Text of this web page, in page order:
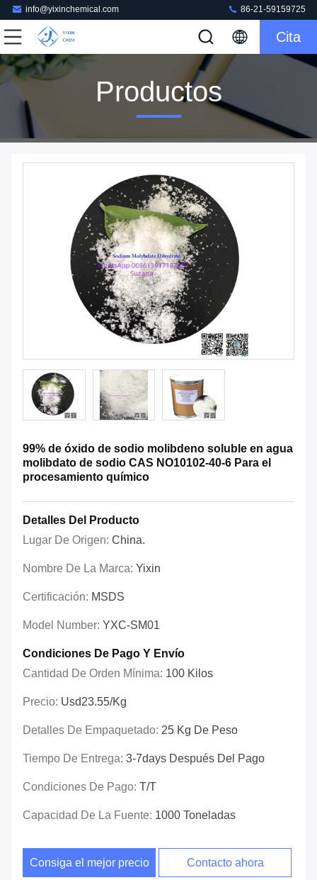
info@yixinchemical.com 86-21-59159725
Cita
Productos
99% de óxido de sodio molibdeno soluble en agua
molibdato de sodio CAS NO10102-40-6 Para el
procesamiento químico
Detalles Del Producto
Lugar De Origen: China.
Nombre De La Marca: Yixin
Certificación: MSDS
Model Number: YXC-SM01
Condiciones De Pago Y Envío
Cantidad De Orden Mínima: 100 Kilos
Precio: Usd23.55/kg
Detalles De Empaquetado: 25 Kg De Peso
Tiempo De Entrega: 3-7days Después Del Pago
Condiciones De Pago: T/T
Capacidad De La Fuente: 1000 Toneladas
Consiga el mejor precio Contacto ahora